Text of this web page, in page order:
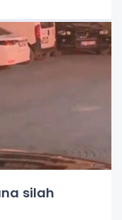
silah